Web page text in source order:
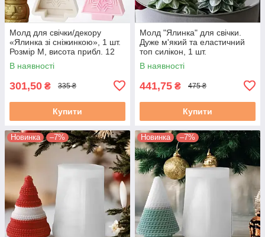
Молд для свічки/декору
«Ялинка зі сніжинкою», 1 шт.
Розмір М, висота прибл. 12
см
В наявності
301,50 ₴ 335 ₴
Купити
Молд "Ялинка" для свічки.
Дуже м'який та еластичний
топ силікон, 1 шт.
В наявності
441,75 ₴ 475 ₴
Купити
Новинка –7% Новинка –7%